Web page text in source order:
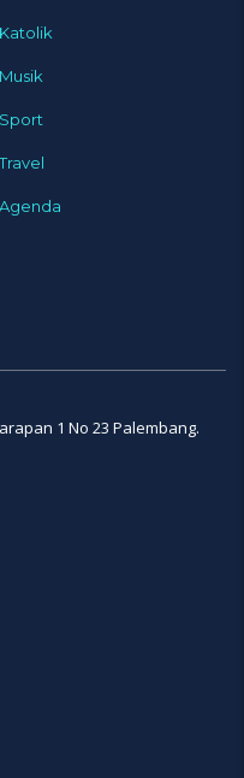
Katolik
Musik
Sport
Travel
Agenda
1 No 23 Palembang.